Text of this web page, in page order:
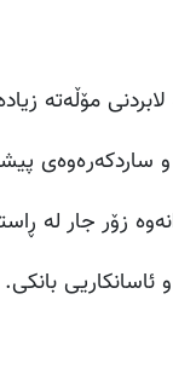
مۆڵەتە
و ساردکەرەوەی
زۆر جار لە
بانکی.